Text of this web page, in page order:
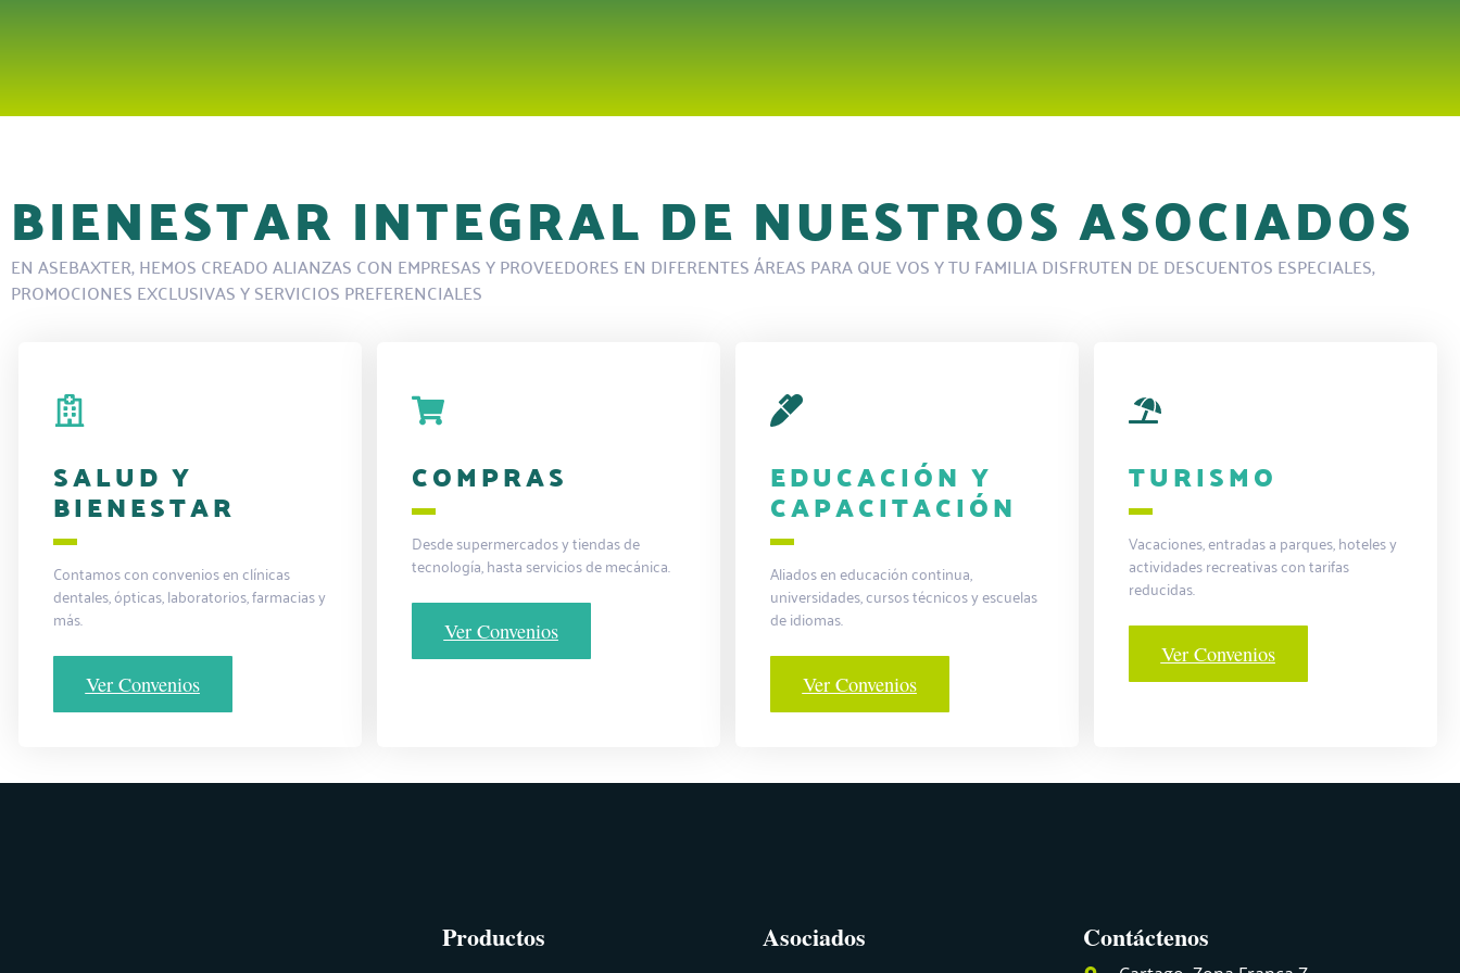
BIENESTAR INTEGRAL DE NUESTROS ASOCIADOS
EN ASEBAXTER, HEMOS CREADO ALIANZAS CON EMPRESAS Y PROVEEDORES EN DIFERENTES ÁREAS PARA QUE VOS Y TU FAMILIA DISFRUTEN DE DESCUENTOS ESPECIALES,
PROMOCIONES EXCLUSIVAS Y SERVICIOS PREFERENCIALES
SALUD Y
BIENESTAR
Contamos con convenios en clínicas
dentales, ópticas, laboratorios, farmacias y
más.
Ver Convenios
COMPRAS
Desde supermercados y tiendas de
tecnología, hasta servicios de mecánica.
Ver Convenios
EDUCACIÓN Y
CAPACITACIÓN
Aliados en educación continua,
universidades, cursos técnicos y escuelas
de idiomas.
Ver Convenios
TURISMO
Vacaciones, entradas a parques, hoteles y
actividades recreativas con tarifas
reducidas.
Ver Convenios
Productos Asociados Contáctenos